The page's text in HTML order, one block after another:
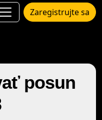
Zaregistrujte sa
posun